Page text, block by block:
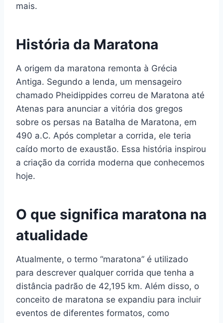
mais.
História da Maratona
A origem da maratona remonta à Grécia
Antiga. Segundo a lenda, um mensageiro
chamado Pheidippides correu de Maratona até
Atenas para anunciar a vitória dos gregos
sobre os persas na Batalha de Maratona, em
490 a.C. Após completar a corrida, ele teria
caído morto de exaustão. Essa história inspirou
a criação da corrida moderna que conhecemos
hoje.
O que significa maratona na
atualidade
Atualmente, o termo “maratona” é utilizado
para descrever qualquer corrida que tenha a
distância padrão de 42,195 km. Além disso, o
conceito de maratona se expandiu para incluir
eventos de diferentes formatos, como